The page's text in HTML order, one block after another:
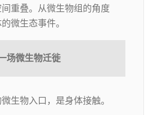
重叠。从微生物组的角度
微生态事件。
场微生物迁徙
生物入口，是身体接触。